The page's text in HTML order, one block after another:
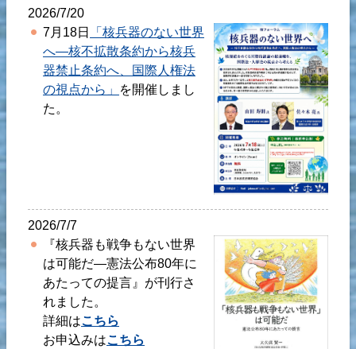
2026/7/20
7月18日
「核兵器のない世界
へ―核不拡散条約から核兵
器禁止条約へ、国際人権法
の視点から」
を開催しまし
た。
2026/7/7
『核兵器も戦争もない世界
は可能だ―憲法公布80年に
あたっての提言』が刊行さ
れました。
詳細はこちら
お申込みはこちら